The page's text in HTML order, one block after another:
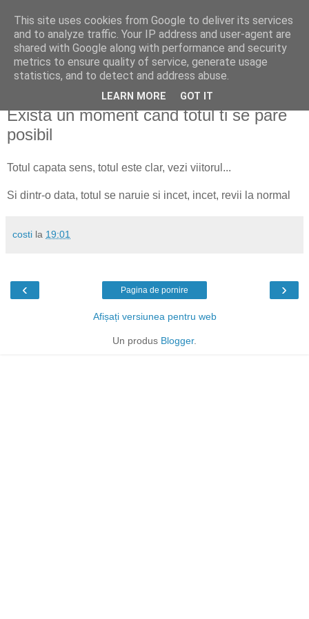
costyr.ro
întâmplări de pe Pământ
duminică, 7 februarie 2010
Exista un moment cand totul ti se pare
posibil
Totul capata sens, totul este clar, vezi viitorul...
Si dintr-o data, totul se naruie si incet, incet, revii la normal
costi la 19:01
‹ ›
Pagina de pornire
Afișați versiunea pentru web
Un produs Blogger.
This site uses cookies from Google to deliver its services
and to analyze traffic. Your IP address and user-agent are
shared with Google along with performance and security
metrics to ensure quality of service, generate usage
statistics, and to detect and address abuse.
LEARN MORE GOT IT